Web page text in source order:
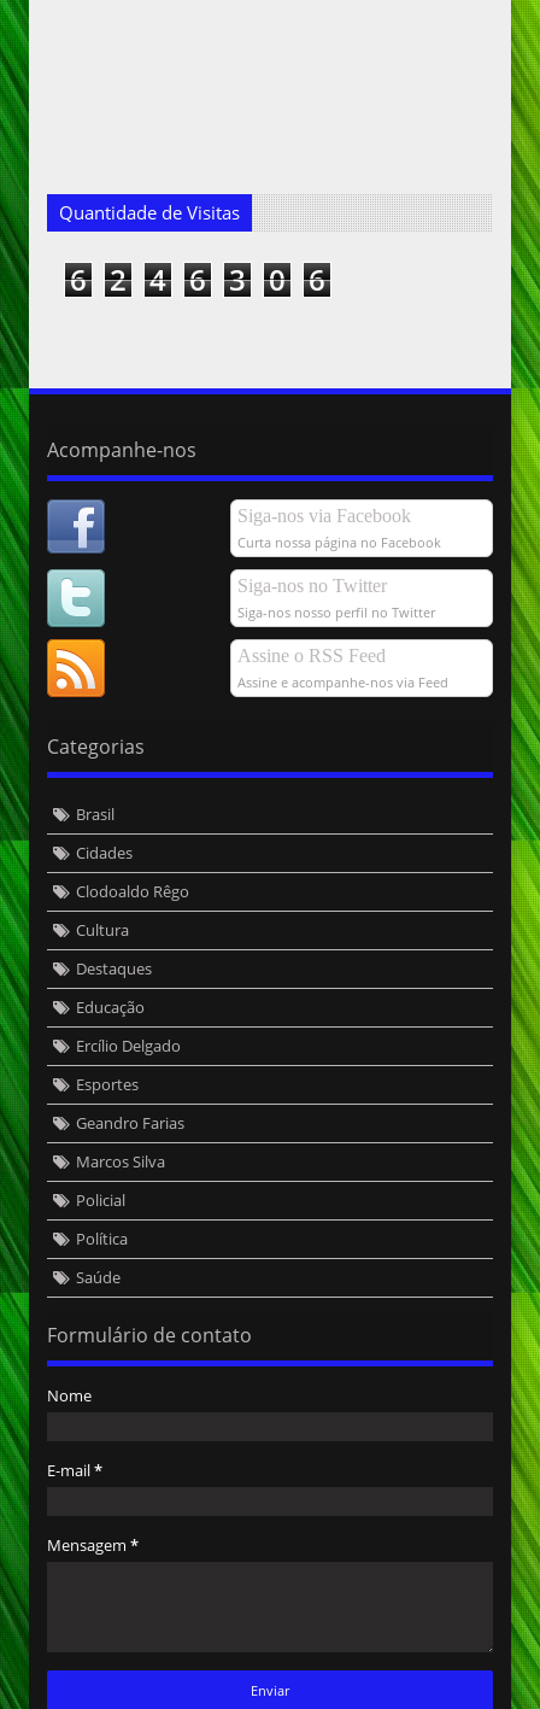
Quantidade de Visitas
6 2 4 6 3 0 6
Acompanhe-nos
Siga-nos via Facebook
Curta nossa página no Facebook
Siga-nos no Twitter
Siga-nos nosso perfil no Twitter
Assine o RSS Feed
Assine e acompanhe-nos via Feed
Categorias
Brasil
Cidades
Clodoaldo Rêgo
Cultura
Destaques
Educação
Ercílio Delgado
Esportes
Geandro Farias
Marcos Silva
Policial
Política
Saúde
Formulário de contato
Nome
E-mail*
Mensagem *